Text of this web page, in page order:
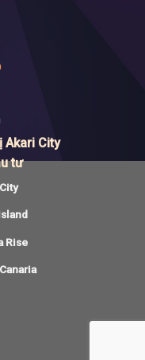
Akari City
tư
Rise